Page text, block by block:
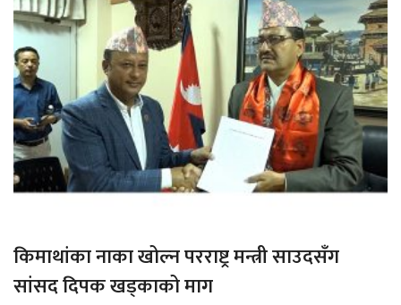
किमाथांका नाका खोल्न परराष्ट्र मन्त्री साउदसँग
सांसद दिपक खड्काको माग